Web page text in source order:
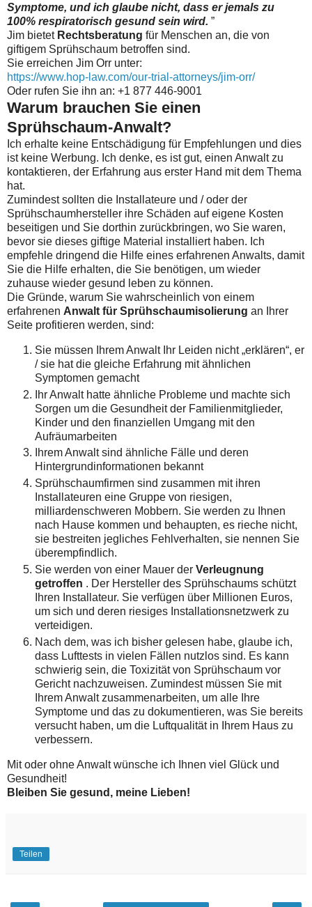
Symptome, und ich glaube nicht, dass er jemals zu
100% respiratorisch gesund sein wird. ”
Jim bietet Rechtsberatung für Menschen an, die von
giftigem Sprühschaum betroffen sind.
Sie erreichen Jim Orr unter:
https://www.hop-law.com/our-trial-attorneys/jim-orr/
Oder rufen Sie ihn an: +1 877 446-9001
Warum brauchen Sie einen
Sprühschaum-Anwalt?
Ich erhalte keine Entschädigung für Empfehlungen und dies
ist keine Werbung. Ich denke, es ist gut, einen Anwalt zu
kontaktieren, der Erfahrung aus erster Hand mit dem Thema
hat.
Zumindest sollten die Installateure und / oder der
Sprühschaumhersteller ihre Schäden auf eigene Kosten
beseitigen und Sie dorthin zurückbringen, wo Sie waren,
bevor sie dieses giftige Material installiert haben. Ich
empfehle dringend die Hilfe eines erfahrenen Anwalts, damit
Sie die Hilfe erhalten, die Sie benötigen, um wieder
zuhause wieder gesund leben zu können.
Die Gründe, warum Sie wahrscheinlich von einem
erfahrenen Anwalt für Sprühschaumisolierung an Ihrer
Seite profitieren werden, sind:
Sie müssen Ihrem Anwalt Ihr Leiden nicht „erklären“, er
/ sie hat die gleiche Erfahrung mit ähnlichen
Symptomen gemacht
Ihr Anwalt hatte ähnliche Probleme und machte sich
Sorgen um die Gesundheit der Familienmitglieder,
Kinder und den finanziellen Umgang mit den
Aufräumarbeiten
Ihrem Anwalt sind ähnliche Fälle und deren
Hintergrundinformationen bekannt
Sprühschaumfirmen sind zusammen mit ihren
Installateuren eine Gruppe von riesigen,
milliardenschweren Mobbern. Sie werden zu Ihnen
nach Hause kommen und behaupten, es rieche nicht,
sie bestreiten jegliches Fehlverhalten, sie nennen Sie
überempfindlich.
Sie werden von einer Mauer der Verleugnung
getroffen . Der Hersteller des Sprühschaums schützt
Ihren Installateur. Sie verfügen über Millionen Euros,
um sich und deren riesiges Installationsnetzwerk zu
verteidigen.
Nach dem, was ich bisher gelesen habe, glaube ich,
dass Lufttests in vielen Fällen nutzlos sind. Es kann
schwierig sein, die Toxizität von Sprühschaum vor
Gericht nachzuweisen. Zumindest müssen Sie mit
Ihrem Anwalt zusammenarbeiten, um alle Ihre
Symptome und das zu dokumentieren, was Sie bereits
versucht haben, um die Luftqualität in Ihrem Haus zu
verbessern.
Mit oder ohne Anwalt wünsche ich Ihnen viel Glück und
Gesundheit!
Bleiben Sie gesund, meine Lieben!
Teilen